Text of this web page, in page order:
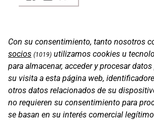
Con su consentimiento, tanto nosotros
socios (1019) utilizamos cookies u
para almacenar, acceder y procesar
su visita a esta página web,
otros datos relacionados de su
no requieren su consentimiento para
se basan en su interés comercial